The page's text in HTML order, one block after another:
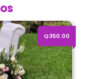
x 10 mts.)
Q350.00